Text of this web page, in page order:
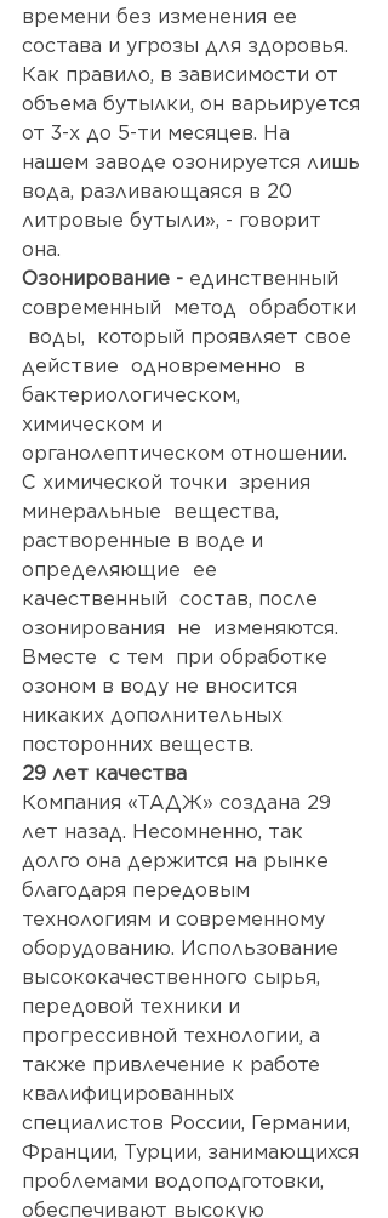
времени без изменения ее
состава и угрозы для здоровья.
Как правило, в зависимости от
объема бутылки, он варьируется
от 3-х до 5-ти месяцев. На
нашем заводе озонируется лишь
вода, разливающаяся в 20
литровые бутыли», - говорит
она.
Озонирование - единственный
современный  метод  обработки
воды,  который проявляет свое
действие  одновременно  в
бактериологическом,
химическом и
органолептическом отношении.
С химической точки  зрения
минеральные  вещества,
растворенные в воде и
определяющие  ее
качественный  состав, после
озонирования  не  изменяются.
Вместе  с тем  при обработке
озоном в воду не вносится
никаких дополнительных
посторонних веществ.
29 лет качества
Компания «ТАДЖ» создана 29
лет назад. Несомненно, так
долго она держится на рынке
благодаря передовым
технологиям и современному
оборудованию. Использование
высококачественного сырья,
передовой техники и
прогрессивной технологии, а
также привлечение к работе
квалифицированных
специалистов России, Германии,
Франции, Турции, занимающихся
проблемами водоподготовки,
обеспечивают высокую